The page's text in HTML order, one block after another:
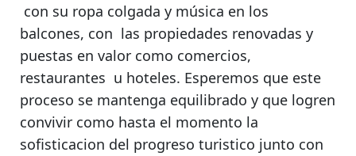
con su ropa colgada y música en los
balcones, con las propiedades renovadas y
puestas en valor como comercios,
restaurantes u hoteles. Esperemos que este
proceso se mantenga equilibrado y que logren
convivir como hasta el momento la
sofisticacion del progreso turistico junto con